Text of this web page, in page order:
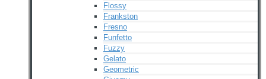
Flossy
Frankston
Fresno
Funfetto
Fuzzy
Gelato
Geometric